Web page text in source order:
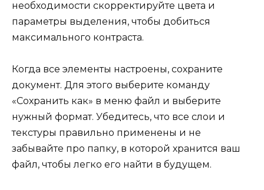
необходимости скорректируйте цвета и
параметры выделения, чтобы добиться
максимального контраста.
Когда все элементы настроены, сохраните
документ. Для этого выберите команду
«Сохранить как» в меню файл и выберите
нужный формат. Убедитесь, что все слои и
текстуры правильно применены и не
забывайте про папку, в которой хранится ваш
файл, чтобы легко его найти в будущем.